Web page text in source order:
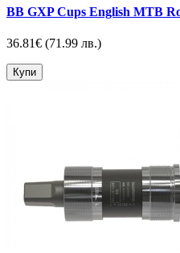
BB GXP Cups English MTB
36.81€ (71.99 лв.)
Купи